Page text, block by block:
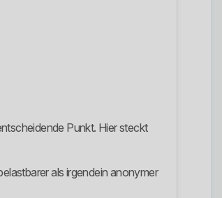
Punkt. Hier steckt
als irgendein anonymer